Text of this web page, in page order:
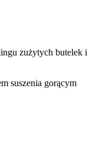
zużytych butelek i
suszenia gorącym